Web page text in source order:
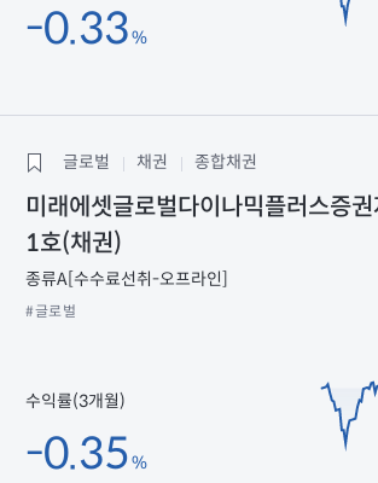
-0.33%
글로벌 채권 종합채권
미래에셋글로벌다이나믹플러스증
1호(채권)
종류A[수수료선취-오프라인]
#글로벌
수익률(3개월)
-0.35%